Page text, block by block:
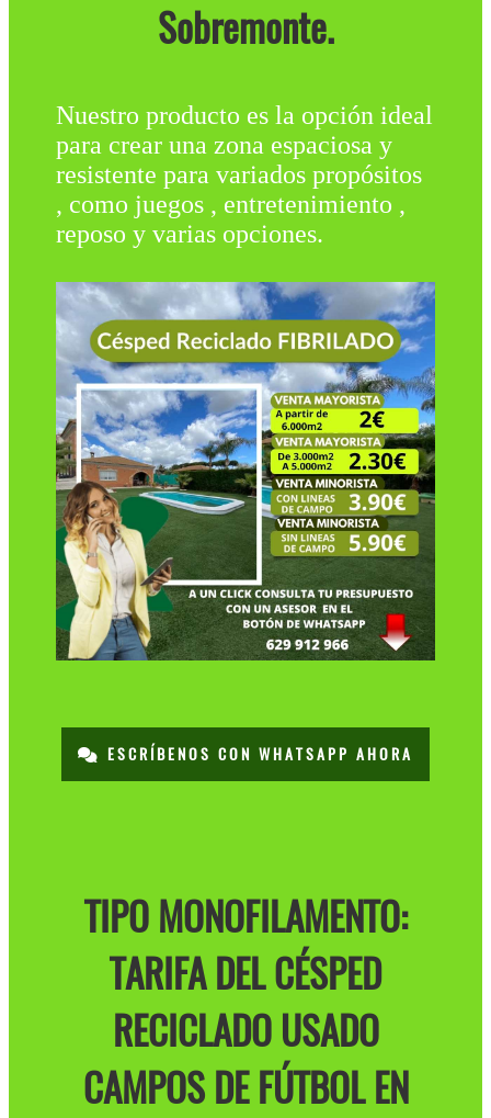
Sobremonte.
Nuestro producto es la opción ideal
para crear una zona espaciosa y
resistente para variados propósitos
, como juegos , entretenimiento ,
reposo y varias opciones.
ESCRÍBENOS CON WHATSAPP AHORA
TIPO MONOFILAMENTO:
TARIFA DEL CÉSPED
RECICLADO USADO
CAMPOS DE FÚTBOL EN